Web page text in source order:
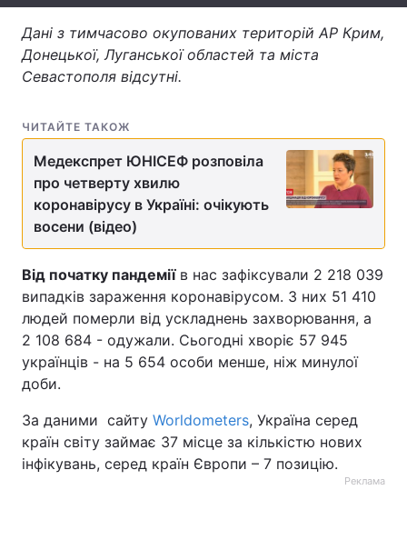
Тема оформлення
Дані з тимчасово окупованих територій АР Крим,
Донецької, Луганської областей та міста
Севастополя відсутні.
ЧИТАЙТЕ ТАКОЖ
Медекспрет ЮНІСЕФ розповіла
про четверту хвилю
коронавірусу в Україні: очікують
восени (відео)
Від початку пандеміїв нас зафіксували 2 218 039
випадків зараження коронавірусом. З них 51 410
людей померли від ускладнень захворювання, а
2 108 684 - одужали. Сьогодні хворіє 57 945
українців - на 5 654 особи менше, ніж минулої
доби.
За даними сайту Worldometers, Україна серед
країн світу займає 37 місце за кількістю нових
інфікувань, серед країн Європи – 7 позицію.
Реклама